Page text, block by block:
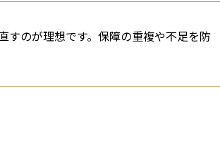
すのが理想です。保障の重複や不足を防